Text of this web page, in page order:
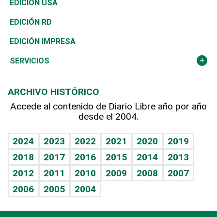
Ocenanía
Caribe
Resto del mundo
Telecom.
Global y variable
Economía personal
Sociales
Novedades
Podcast Arte Libre
Hablando con el pediatra
Vida y familia
Eñe
Celebrando la vida
Sin complejos
En pocas palabras
Tenis
Olimpismo
Más deportes
Línea de hit
TBT Deportivo
El Espía
Noticiero Poteleche
Columnistas
Tecnología
Historia
Martes de tecnología
Cambio climático
Economía
Revista
Deportes
Opinión
Hecho en casa
Guía del dinero
EDICIÓN USA
EDICIÓN RD
EDICIÓN IMPRESA
SERVICIOS
Cumpleaños
Horóscopos
Crucigramas
ARCHIVO HISTÓRICO
Accede al contenido de Diario Libre año por año
desde el 2004.
2024 2023 2022 2021 2020
2019
2018
2017 2016 2015 2014
2013
2012
2011 2010 2009 2008
2007
2006
2005 2004